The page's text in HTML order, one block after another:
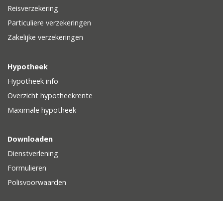
Reisverzekering
Particuliere verzekeringen
Zakelijke verzekeringen
Hypotheek
Hypotheek info
Overzicht hypotheekrente
Maximale hypotheek
Downloaden
Dienstverlening
Formulieren
Polisvoorwaarden